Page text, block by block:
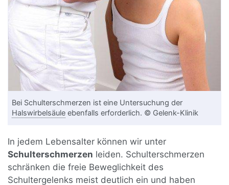
Bei Schulterschmerzen ist eine Untersuchung der
Halswirbelsäule ebenfalls erforderlich. © Gelenk-Klinik
In jedem Lebensalter können wir unter
Schulterschmerzen leiden. Schulterschmerzen
schränken die freie Beweglichkeit des
Schultergelenks meist deutlich ein und haben